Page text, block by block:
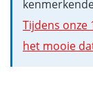
Tijdens onze
het mooie